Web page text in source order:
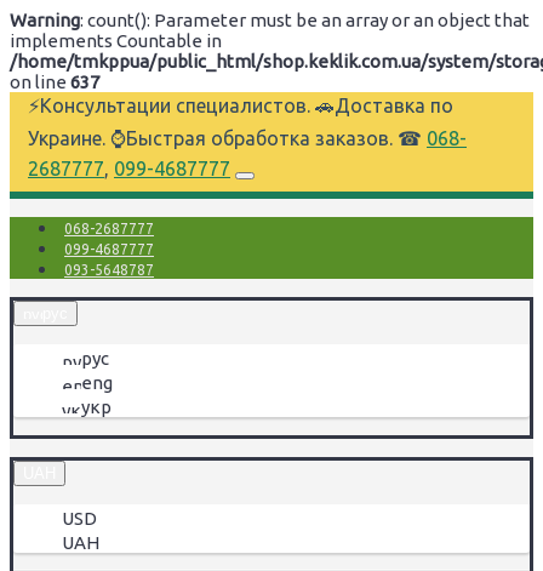
Warning: count(): Parameter must be an array or an object that
implements Countable in
/home/tmkppua/public_html/shop.keklik.com.ua/system/
on line 637
⚡Консультации специалистов. 🚗Доставка по
Украине. ⌚Быстрая обработка заказов. ☎ 068-
2687777, 099-4687777
068-2687777
099-4687777
093-5648787
рус
eng
укр
USD
UAH